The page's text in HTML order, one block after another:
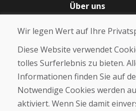
Über uns
Über uns
Kontakt
Kaufen
E-Shop
Wir legen Wert auf Ihre
Diese Website verwendet
tolles Surferlebnis zu bieten.
Informationen finden Sie auf
Notwendige Cookies werden
aktiviert. Wenn Sie damit